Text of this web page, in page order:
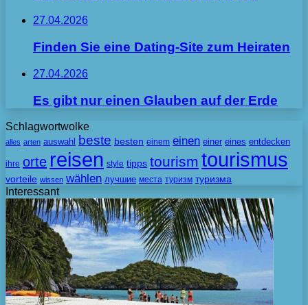
27.04.2026
Finden Sie eine Dating-Site zum Heiraten
27.04.2026
Es gibt nur einen Glauben auf der Erde
Schlagwortwolke
alles arten auswahl beste besten einem einen einer eines entdecken
ihre orte reisen style tipps tourism tourismus
vorteile wissen wählen лучшие места туризм туризма
Interessant